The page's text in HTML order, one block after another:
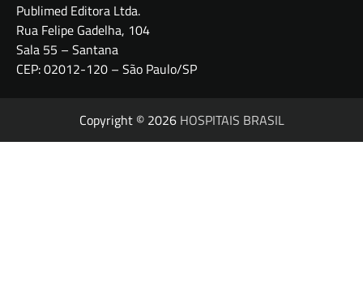
Publimed Editora Ltda.
Rua Felipe Gadelha, 104
Sala 55 – Santana
CEP: 02012-120 – São Paulo/SP
Copyright © 2026 HOSPITAIS BRASIL